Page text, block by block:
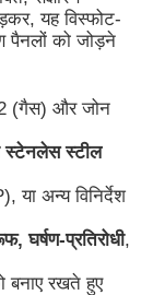
यह विस्फोट-
पैनलों को जोड़ने
(गैस) और जोन
स्टेनलेस स्टील
अन्य विनिर्देश
घर्षण-प्रतिरोधी,
बनाए रखते हुए